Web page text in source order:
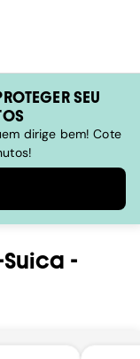
SEU
dirige bem! Cote
-